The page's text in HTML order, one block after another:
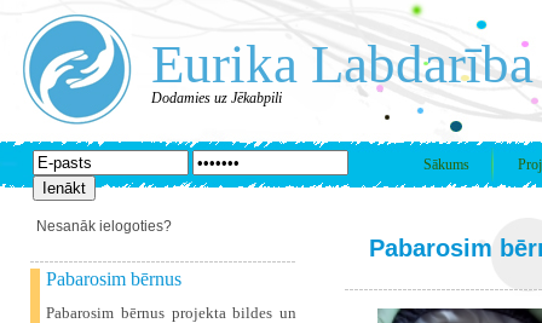
Eurika Labdarība
Dodamies uz Jēkabpili
Sākums
Nesanāk ielogoties?
Pabarosim bērnus
Pabarosim bērnus projekta bildes un
Pabarosim